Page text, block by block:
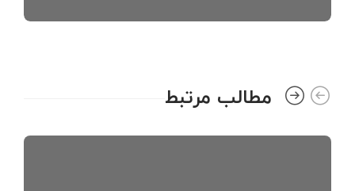
مطالب مرتبط